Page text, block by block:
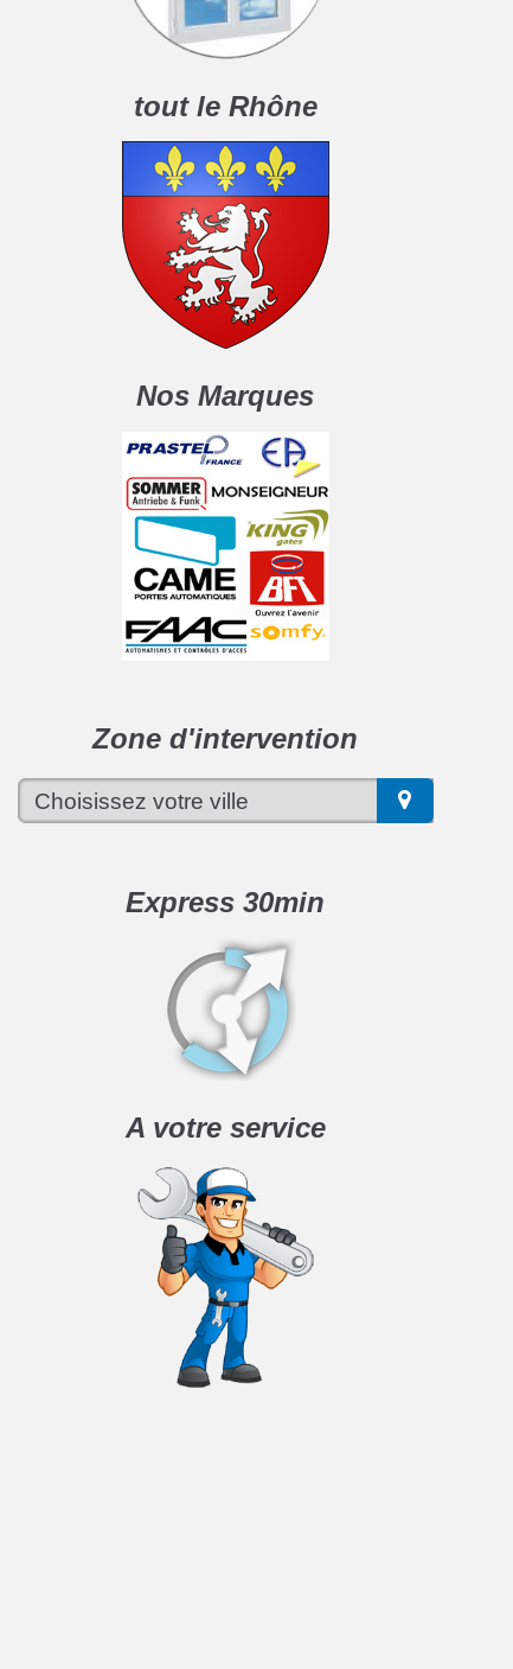
tout le Rhône
Nos Marques
Zone d'intervention
Express 30min
A votre service